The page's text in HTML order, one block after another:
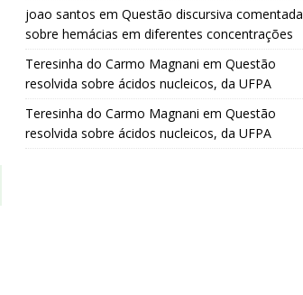
joao santos em Questão discursiva comentada
sobre hemácias em diferentes concentrações
Teresinha do Carmo Magnani em Questão
resolvida sobre ácidos nucleicos, da UFPA
Teresinha do Carmo Magnani em Questão
resolvida sobre ácidos nucleicos, da UFPA